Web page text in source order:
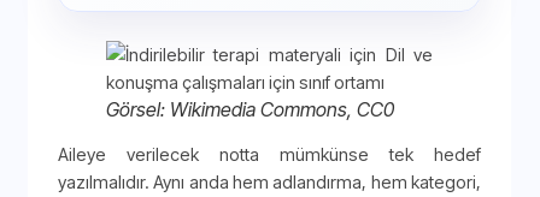
Görsel: Wikimedia Commons, CC0
Aileye verilecek notta mümkünse tek hedef
yazılmalıdır. Aynı anda hem adlandırma, hem kategori,